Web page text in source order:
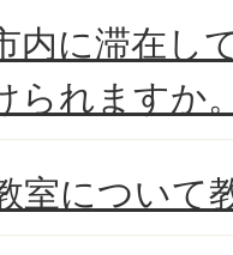
内に滞在し
られますか
室について